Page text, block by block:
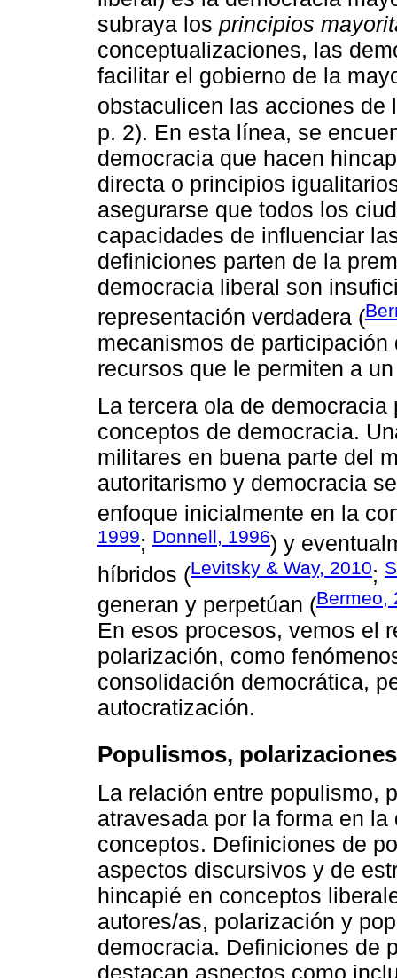
subraya los principios
conceptualizaciones, las
facilitar el gobierno de la
obstaculicen las acciones de
p. 2). En esta línea, se
democracia que hacen
directa o principios
asegurarse que todos los
capacidades de influenciar
definiciones parten de la
democracia liberal son
representación verdadera (
mecanismos de
recursos que le permiten a
La tercera ola de
conceptos de democracia.
militares en buena parte del
autoritarismo y democracia
enfoque inicialmente en la
1999; Donnell, 1996) y
híbridos (Levitsky & Way, 2010;
generan y perpetúan (Bermeo,
En esos procesos, vemos el
polarización, como
consolidación democrática,
autocratización.
Populismos,
La relación entre populismo,
atravesada por la forma en
conceptos. Definiciones de
aspectos discursivos y de
hincapié en conceptos
autores/as, polarización y
democracia. Definiciones de
destacan aspectos como